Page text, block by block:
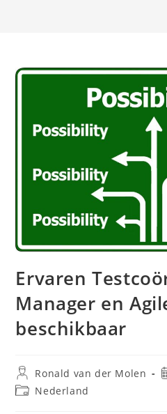
Ervaren
Manager en
beschikbaar
Ronald van der Molen
Nederland